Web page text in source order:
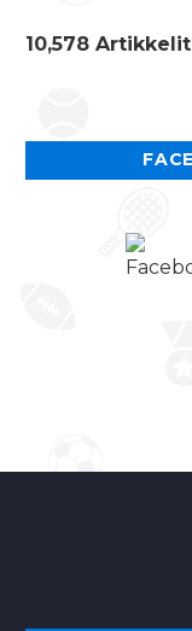
10,578 Artikkelit